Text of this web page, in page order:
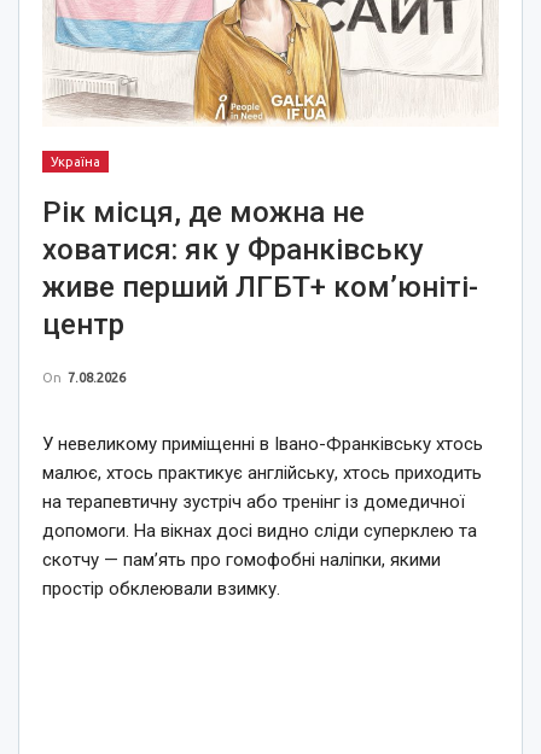
Україна
Рік місця, де можна не
ховатися: як у Франківську
живе перший ЛГБТ+ ком’юніті-
центр
On 7.08.2026
У невеликому приміщенні в Івано-Франківську хтось
малює, хтось практикує англійську, хтось приходить
на терапевтичну зустріч або тренінг із домедичної
допомоги. На вікнах досі видно сліди суперклею та
скотчу — пам’ять про гомофобні наліпки, якими
простір обклеювали взимку.